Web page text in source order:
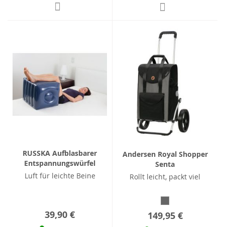
RUSSKA Aufblasbarer
Entspannungswürfel
Luft für leichte Beine
39,90 €
Andersen Royal Shopper
Senta
Rollt leicht, packt viel
149,95 €